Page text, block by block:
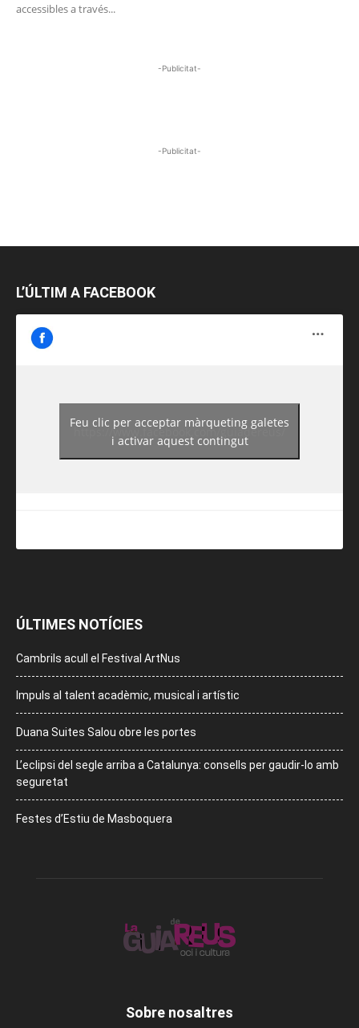
accessibles a través...
-Publicitat-
-Publicitat-
L’ÚLTIM A FACEBOOK
https://www.facebook.com/guiadereus/
Feu clic per acceptar màrqueting galetes
i activar aquest contingut
ÚLTIMES NOTÍCIES
Cambrils acull el Festival ArtNus
Impuls al talent acadèmic, musical i artístic
Duana Suites Salou obre les portes
L’eclipsi del segle arriba a Catalunya: consells per gaudir-lo amb
seguretat
Festes d’Estiu de Masboquera
Sobre nosaltres